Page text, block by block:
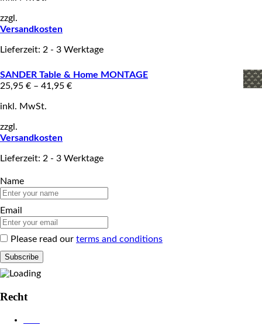
zzgl.
Versandkosten
Lieferzeit: 2 - 3 Werktage
SANDER Table & Home MONTAGE
25,95 € – 41,95 €
inkl. MwSt.
zzgl.
Versandkosten
Lieferzeit: 2 - 3 Werktage
Name
Email
Please read our terms and conditions
Recht